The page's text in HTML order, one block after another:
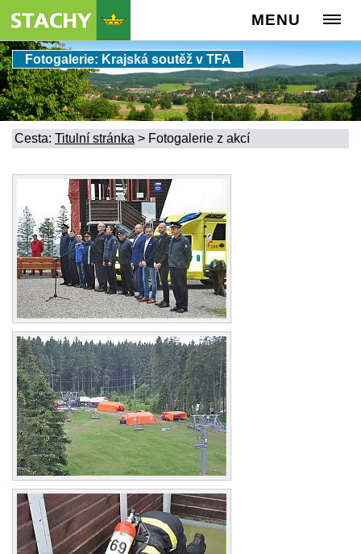
MENU
Fotogalerie: Krajská soutěž v TFA
Cesta: Titulní stránka > Fotogalerie z akcí